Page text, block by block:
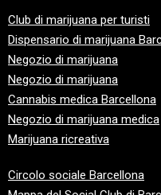
Club di marijuana per turisti
Dispensario di marijuana
Negozio di marijuana
Negozio di marijuana
Cannabis medica Barcellona
Negozio di marijuana medica
Marijuana ricreativa
Circolo sociale Barcellona